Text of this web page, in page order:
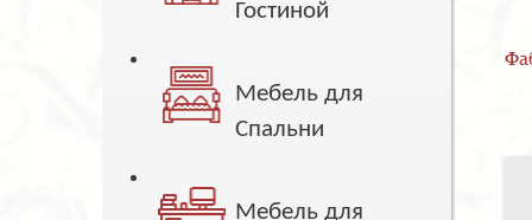
Гостиной
Мебель для
Спальни
Мебель для